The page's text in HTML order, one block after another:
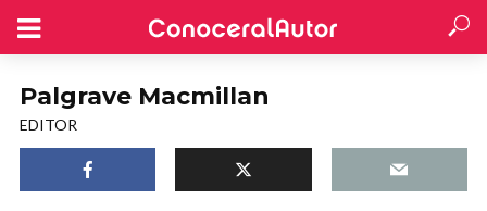
Palgrave Macmillan
EDITOR